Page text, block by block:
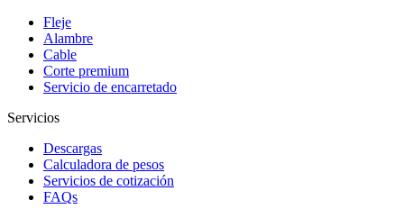
Fleje
Alambre
Cable
Corte premium
Servicio de encarretado
Servicios
Descargas
Calculadora de pesos
Servicios de cotización
FAQs